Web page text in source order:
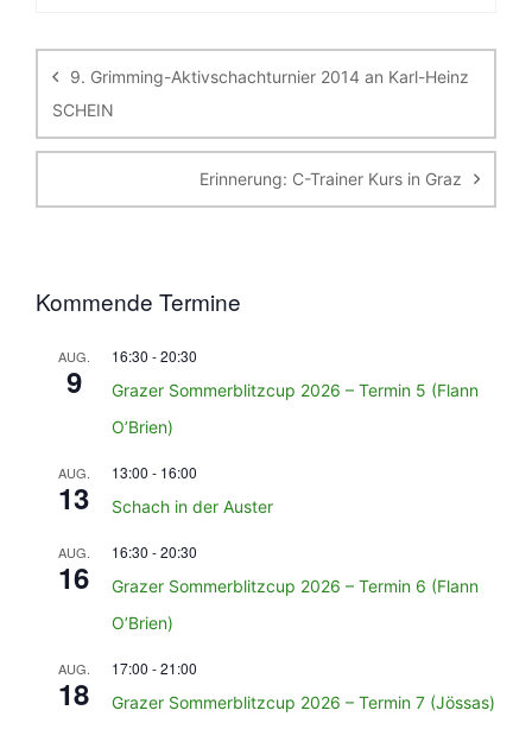
9. Grimming-Aktivschachturnier 2014 an Karl-Heinz
SCHEIN
Erinnerung: C-Trainer Kurs in Graz
Kommende Termine
AUG.
9
16:30 -20:30
Grazer Sommerblitzcup 2026 – Termin 5 (Flann
O’Brien)
AUG.
13
13:00 - 16:00
Schach in der Auster
AUG.
16
16:30 -20:30
Grazer Sommerblitzcup 2026 – Termin 6 (Flann
O’Brien)
AUG.
18
17:00 -21:00
Grazer Sommerblitzcup 2026 – Termin 7 (Jössas)